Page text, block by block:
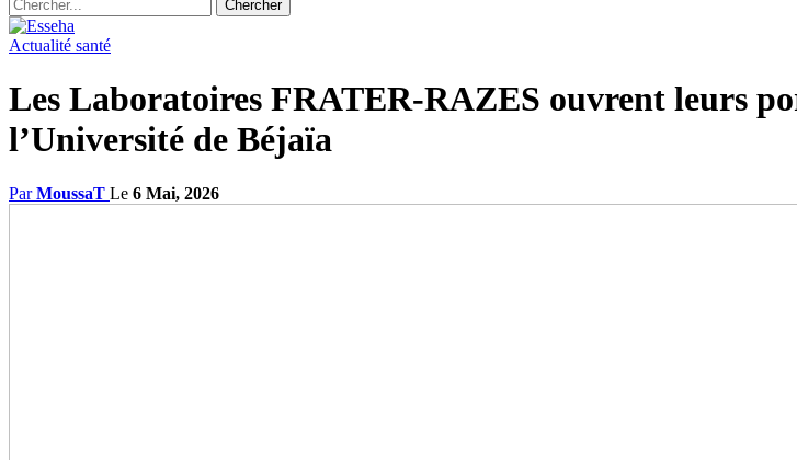
Actualité santé
Les Laboratoires FRATER-RAZES ouvrent leurs
l’Université de Béjaïa
ParMoussaT Le 6 Mai, 2026